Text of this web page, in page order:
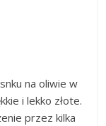
na oliwie w
i lekko złote.
przez kilka